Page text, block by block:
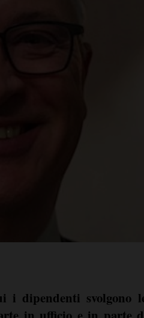
i dipendenti svolgono